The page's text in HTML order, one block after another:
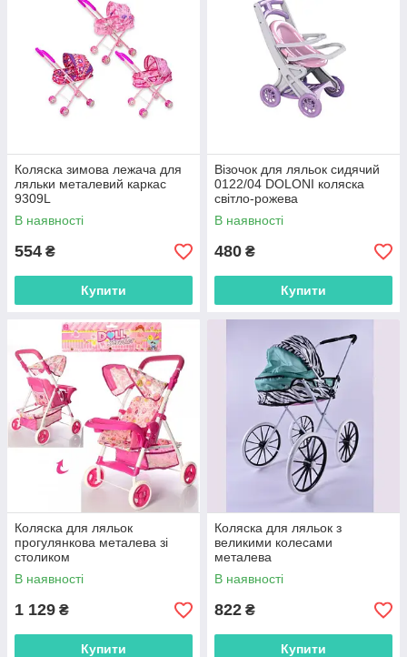
Коляска зимова лежача для
ляльки металевий каркас
9309L
В наявності
554 ₴
Купити
Візочок для ляльок сидячий
0122/04 DOLONI коляска
світло-рожева
В наявності
480 ₴
Купити
Коляска для ляльок
прогулянкова металева зі
столиком
В наявності
1 129 ₴
Купити
Коляска для ляльок з
великими колесами
металева
В наявності
822 ₴
Купити